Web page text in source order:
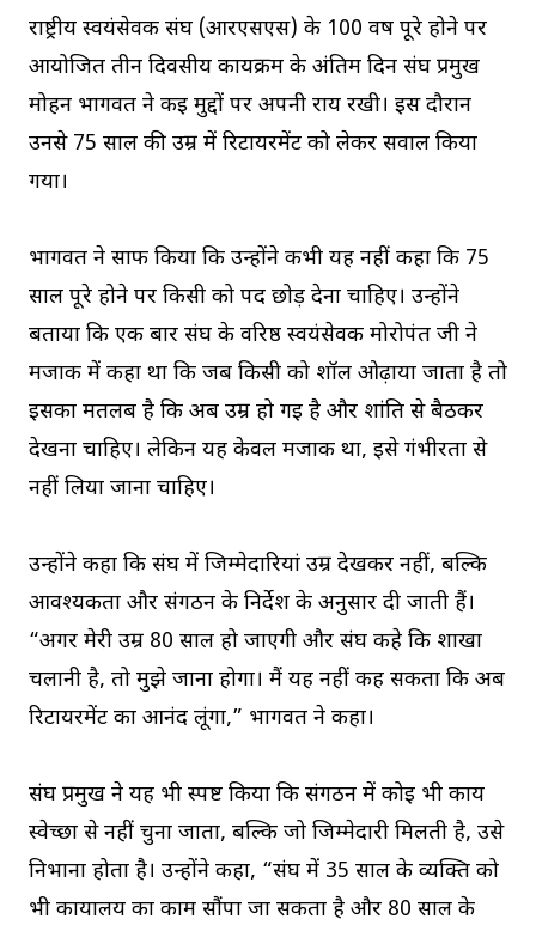
राष्ट्रीय स्वयंसेवक संघ (आरएसएस) के 100 वर्ष पूरे होने पर
आयोजित तीन दिवसीय कार्यक्रम के अंतिम दिन संघ प्रमुख
मोहन भागवत ने कई मुद्दों पर अपनी राय रखी। इस दौरान
उनसे 75 साल की उम्र में रिटायरमेंट को लेकर सवाल किया
गया।
भागवत ने साफ किया कि उन्होंने कभी यह नहीं कहा कि 75
साल पूरे होने पर किसी को पद छोड़ देना चाहिए। उन्होंने
बताया कि एक बार संघ के वरिष्ठ स्वयंसेवक मोरोपंत जी ने
मजाक में कहा था कि जब किसी को शॉल ओढ़ाया जाता है तो
इसका मतलब है कि अब उम्र हो गई है और शांति से बैठकर
देखना चाहिए। लेकिन यह केवल मजाक था, इसे गंभीरता से
नहीं लिया जाना चाहिए।
उन्होंने कहा कि संघ में जिम्मेदारियां उम्र देखकर नहीं, बल्कि
आवश्यकता और संगठन के निर्देश के अनुसार दी जाती हैं।
“अगर मेरी उम्र 80 साल हो जाएगी और संघ कहे कि शाखा
चलानी है, तो मुझे जाना होगा। मैं यह नहीं कह सकता कि अब
रिटायरमेंट का आनंद लूंगा,” भागवत ने कहा।
संघ प्रमुख ने यह भी स्पष्ट किया कि संगठन में कोई भी कार्य
स्वेच्छा से नहीं चुना जाता, बल्कि जो जिम्मेदारी मिलती है, उसे
निभाना होता है। उन्होंने कहा, “संघ में 35 साल के व्यक्ति को
भी कार्यालय का काम सौंपा जा सकता है और 80 साल के